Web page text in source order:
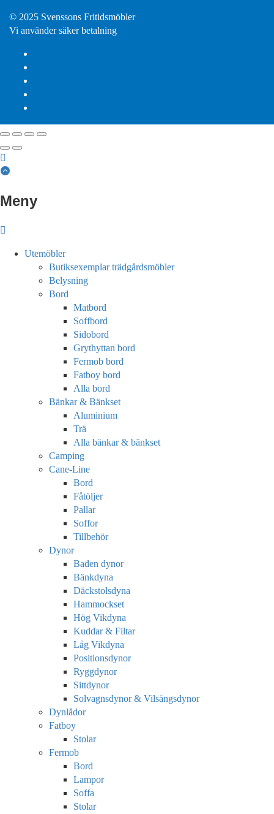
© 2025 Svenssons Fritidsmöbler
Vi använder säker betalning
Meny
Utemöbler
Butiksexemplar trädgårdsmöbler
Belysning
Bord
Matbord
Soffbord
Sidobord
Grythyttan bord
Fermob bord
Fatboy bord
Alla bord
Bänkar & Bänkset
Aluminium
Trä
Alla bänkar & bänkset
Camping
Cane-Line
Bord
Fåtöljer
Pallar
Soffor
Tillbehör
Dynor
Baden dynor
Bänkdyna
Däckstolsdyna
Hammockset
Hög Vikdyna
Kuddar & Filtar
Låg Vikdyna
Positionsdynor
Ryggdynor
Sittdynor
Solvagnsdynor & Vilsängsdynor
Dynlådor
Fatboy
Stolar
Fermob
Bord
Lampor
Soffa
Stolar